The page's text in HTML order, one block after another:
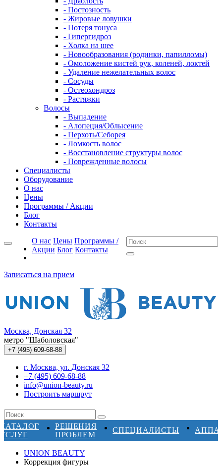
- Постозность
- Жировые ловушки
- Потеря тонуса
- Гипергидроз
- Холка на шее
- Новообразования (родинки, папилломы)
- Омоложение кистей рук, коленей, локтей
- Удаление нежелательных волос
- Сосуды
- Остеохондроз
- Растяжки
Волосы
- Выпадение
- Алопеция/Облысение
- Перхоть/Себорея
- Ломкость волос
- Восстановление структуры волос
- Поврежденные волосы
Специалисты
Оборудование
О нас
Цены
Программы / Акции
Блог
Контакты
О нас Цены Программы /
Акции Блог Контакты
Записаться на прием
Москва, Донская 32
метро "Шаболовская"
+7 (495) 609-68-88
г. Москва, ул. Донская 32
+7 (495) 609-68-88
info@union-beauty.ru
Построить маршрут
КАТАЛОГ
УСЛУГ
РЕШЕНИЯ
ПРОБЛЕМ
СПЕЦИАЛИСТЫ
UNION BEAUTY
Коррекция фигуры